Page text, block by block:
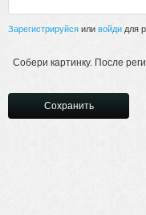
Зарегистрируйся или войди для
Собери картинку. После